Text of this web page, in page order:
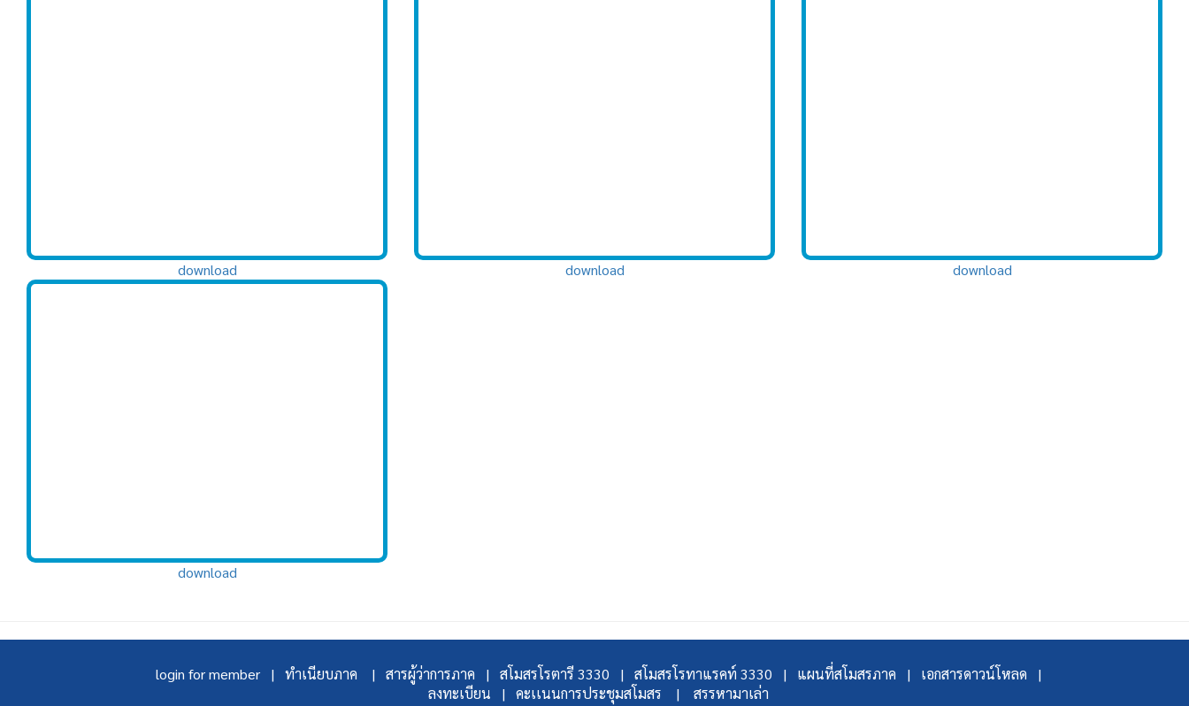
download download download
download
login for member | ทำเนียบภาค | สารผู้ว่าการภาค | สโมสรโรตารี 3330 | สโมสรโรทาแรคท์ 3330 | แผนที่สโมสรภาค |
เอกสารดาวน์โหลด |
ลงทะเบียน |
คะเเนนการประชุมสโมสร | สรรหามาเล่า